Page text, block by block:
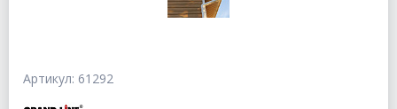
Артикул: 61292